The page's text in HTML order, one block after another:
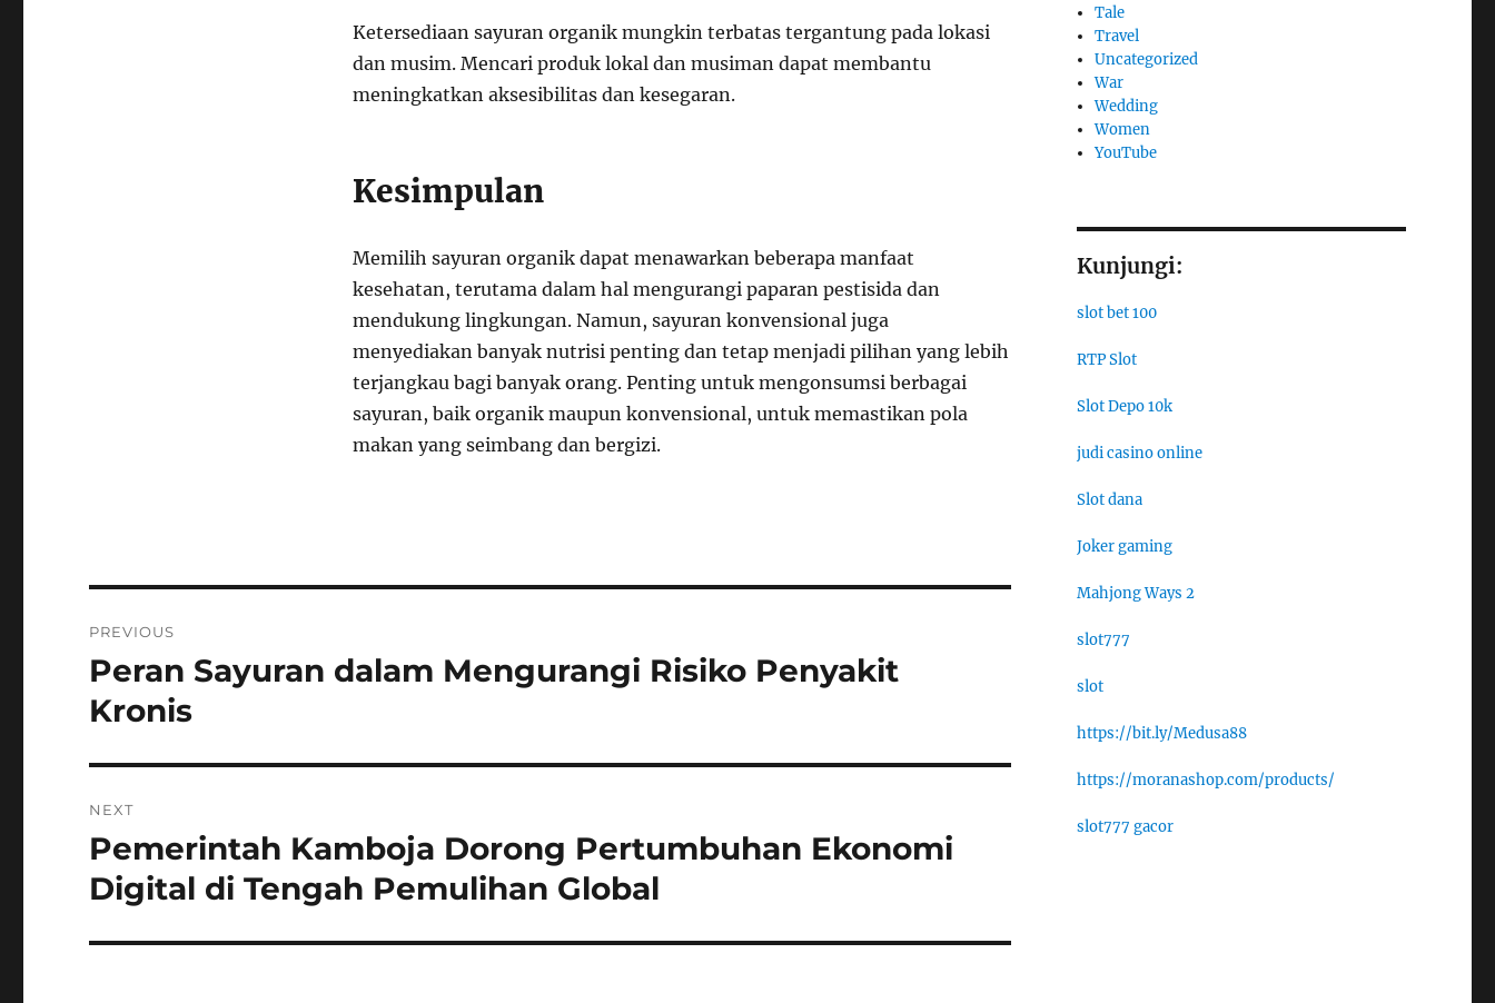
Ketersediaan sayuran organik mungkin terbatas tergantung pada lokasi
dan musim. Mencari produk lokal dan musiman dapat membantu
meningkatkan aksesibilitas dan kesegaran.
Kesimpulan
Memilih sayuran organik dapat menawarkan beberapa manfaat
kesehatan, terutama dalam hal mengurangi paparan pestisida dan
mendukung lingkungan. Namun, sayuran konvensional juga
menyediakan banyak nutrisi penting dan tetap menjadi pilihan yang lebih
terjangkau bagi banyak orang. Penting untuk mengonsumsi berbagai
sayuran, baik organik maupun konvensional, untuk memastikan pola
makan yang seimbang dan bergizi.
pos
PREVIOUS
Previous
post:
Peran Sayuran dalam Mengurangi Risiko Penyakit
Kronis
NEXT
Next
post:
Pemerintah Kamboja Dorong Pertumbuhan Ekonomi
Digital di Tengah Pemulihan Global
Tale
Travel
Uncategorized
War
Wedding
Women
YouTube
Kunjungi:
slot bet 100
RTP Slot
Slot Depo 10k
judi casino online
Slot dana
Joker gaming
Mahjong Ways 2
slot777
slot
https://bit.ly/Medusa88
https://moranashop.com/products/
slot777 gacor